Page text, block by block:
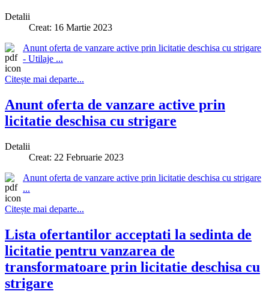
Detalii
Creat: 16 Martie 2023
Anunt oferta de vanzare active prin licitatie deschisa cu strigare
- Utilaje ...
Citește mai departe...
Anunt oferta de vanzare active prin
licitatie deschisa cu strigare
Detalii
Creat: 22 Februarie 2023
Anunt oferta de vanzare active prin licitatie deschisa cu strigare
...
Citește mai departe...
Lista ofertantilor acceptati la sedinta de
licitatie pentru vanzarea de
transformatoare prin licitatie deschisa cu
strigare